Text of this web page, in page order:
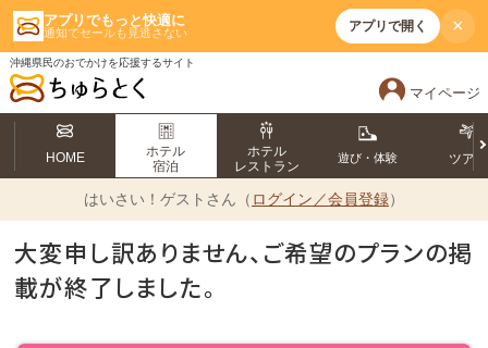
アプリでもっと快適に
通知でセールも見逃さない アプリで開く ×
沖縄県民のおでかけを応援するサイト
マイページ
HOME
ホテル
宿泊
ホテル
レストラン
遊び・体験 ツアー
はいさい！ ゲストさん（ ログイン／会員登録）
大変申し訳ありません、ご希望のプランの掲
載が終了しました。